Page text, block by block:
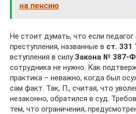
на пенсию
Не стоит думать, что если
преступления, названные в ст.
вступления в силуЗакона №
сотрудника не нужно. Как
практика – неважно, когда был
сам факт. Так, П., считая, что
незаконно, обратился в суд.
тем, что ограничения,